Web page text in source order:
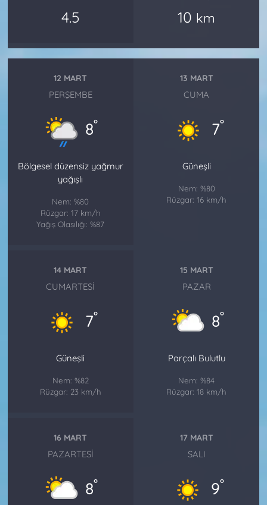
4.5 10 km
12 MART
PERŞEMBE
8°
Bölgesel düzensiz yağmur
yağışlı
Nem: %80
Rüzgar: 17 km/h
Yağış Olasılığı: %87
13 MART
CUMA
7°
Güneşli
Nem: %80
Rüzgar: 16 km/h
14 MART
CUMARTESI
7°
Güneşli
Nem: %82
Rüzgar: 23 km/h
15 MART
PAZAR
8°
Parçalı Bulutlu
Nem: %84
Rüzgar: 18 km/h
16 MART
PAZARTESI
8°
17 MART
SALI
9°